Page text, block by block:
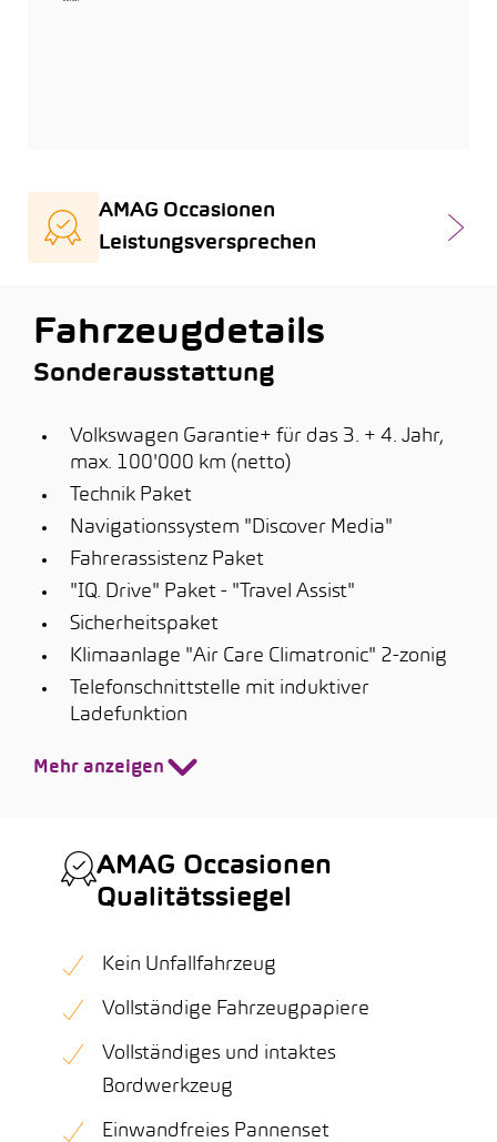
AMAG Occasionen
Leistungsversprechen
Fahrzeugdetails
Sonderausstattung
Volkswagen Garantie+ für das 3. + 4. Jahr,
max. 100'000 km (netto)
Technik Paket
Navigationssystem "Discover Media"
Fahrerassistenz Paket
"IQ. Drive" Paket - "Travel Assist"
Sicherheitspaket
Klimaanlage "Air Care Climatronic" 2-zonig
Telefonschnittstelle mit induktiver
Ladefunktion
Mehr anzeigen
AMAG Occasionen
Qualitätssiegel
Kein Unfallfahrzeug
Vollständige Fahrzeugpapiere
Vollständiges und intaktes
Bordwerkzeug
Einwandfreies Pannenset